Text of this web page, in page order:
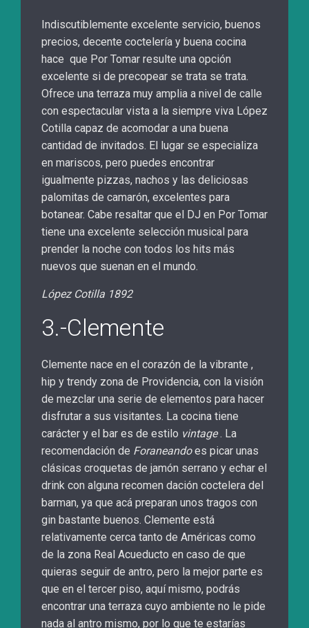
Indiscutiblemente excelente servicio, buenos
precios, decente coctelería y buena cocina
hace que Por Tomar resulte una opción
excelente si de precopear se trata se trata.
Ofrece una terraza muy amplia a nivel de calle
con espectacular vista a la siempre viva López
Cotilla capaz de acomodar a una buena
cantidad de invitados. El lugar se especializa
en mariscos, pero puedes encontrar
igualmente pizzas, nachos y las deliciosas
palomitas de camarón, excelentes para
botanear. Cabe resaltar que el DJ en Por Tomar
tiene una excelente selección musical para
prender la noche con todos los hits más
nuevos que suenan en el mundo.
López Cotilla 1892
3.-Clemente
Clemente nace en el corazón de la vibrante ,
hip y trendy zona de Providencia, con la visión
de mezclar una serie de elementos para hacer
disfrutar a sus visitantes. La cocina tiene
carácter y el bar es de estilo vintage. La
recomendación de Foraneandoes picar unas
clásicas croquetas de jamón serrano y echar el
drink con alguna recomen dación coctelera del
barman, ya que acá preparan unos tragos con
gin bastante buenos. Clemente está
relativamente cerca tanto de Américas como
de la zona Real Acueducto en caso de que
quieras seguir de antro, pero la mejor parte es
que en el tercer piso, aquí mismo, podrás
encontrar una terraza cuyo ambiente no le pide
nada al antro mismo, por lo que te estarías